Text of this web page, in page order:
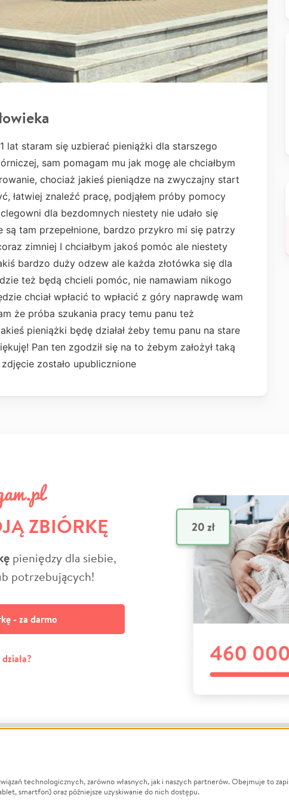
lat staram się uzbierać pieniążki dla starszego
sam pomagam mu jak mogę ale chciałbym
chociaż jakieś pieniądze na zwyczajny start
łatwiej znaleźć pracę, podjąłem próby pomocy
dla bezdomnych niestety nie udało się
tam przepełnione, bardzo przykro mi się patrzy
zimniej I chciałbym jakoś pomóc ale niestety
bardzo duży odzew ale każda złotówka się dla
też będą chcieli pomóc, nie namawiam nikogo
chciał wpłacić to wpłacić z góry naprawdę wam
że próba szukania pracy temu panu też
pieniążki będę działał żeby temu panu na stare
Pan ten zgodził się na to żebym założył taką
zostało upublicznione
ZBIÓRKĘ
pieniędzy dla siebie,
potrzebujących!
- za darmo
Informacje O nas
technologicznych, zarówno własnych, jak i naszych partnerów. Obejmuje to
smartfon) oraz późniejsze uzyskiwanie do nich dostępu.